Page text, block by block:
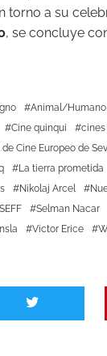
torno a su
, se concluye
Animal/Humano
Cine quinqui cines
de Cine Europeo de
La tierra prometida
Nikolaj Arcel
SEFF Selman Nacar
Victor Erice